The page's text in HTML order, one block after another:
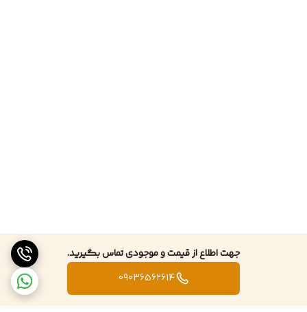
جهت اطلاع از قیمت و موجودی تماس بگیرید.
09036562614